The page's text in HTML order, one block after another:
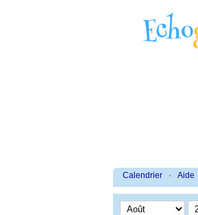
Calendrier · Aide